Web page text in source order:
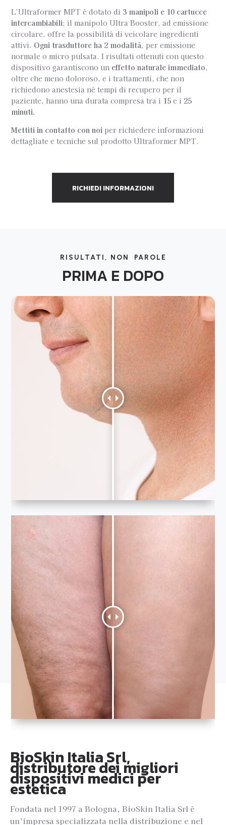
L’Ultraformer MPT è dotato di 3 manipoli e 10 cartucce
intercambiabili; il manipolo Ultra Booster, ad emissione
circolare, offre la possibilità di veicolare ingredienti
attivi. Ogni trasduttore ha 2 modalità, per emissione
normale o micro pulsata. I risultati ottenuti con questo
dispositivo garantiscono un effetto naturale immediato,
oltre che meno doloroso, e i trattamenti, che non
richiedono anestesia né tempi di recupero per il
paziente, hanno una durata compresa tra i 15e i 25
minuti.
Mettiti in contatto con noi per richiedere informazioni
dettagliate e tecniche sul prodotto Ultraformer MPT.
RICHIEDI INFORMAZIONI
RISULTATI, NON PAROLE
PRIMA E DOPO
BioSkin Italia Srl,
distributore dei migliori
dispositivi medici per
estetica
Fondata nel 1997 a Bologna, BioSkin Italia Srl è
un’impresa specializzata nella distribuzione e nel